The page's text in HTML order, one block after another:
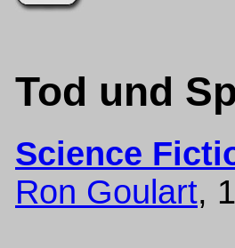
Tod und
Science
Ron Goulart,